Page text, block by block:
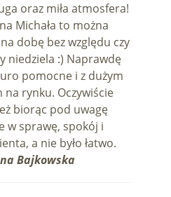
oraz miła atmosfera!
Michała to można
dobę bez względu czy
niedziela :) Naprawdę
pomocne i z dużym
rynku. Oczywiście
biorąc pod uwagę
w sprawę, spokój i
a nie było łatwo.
Bajkowska